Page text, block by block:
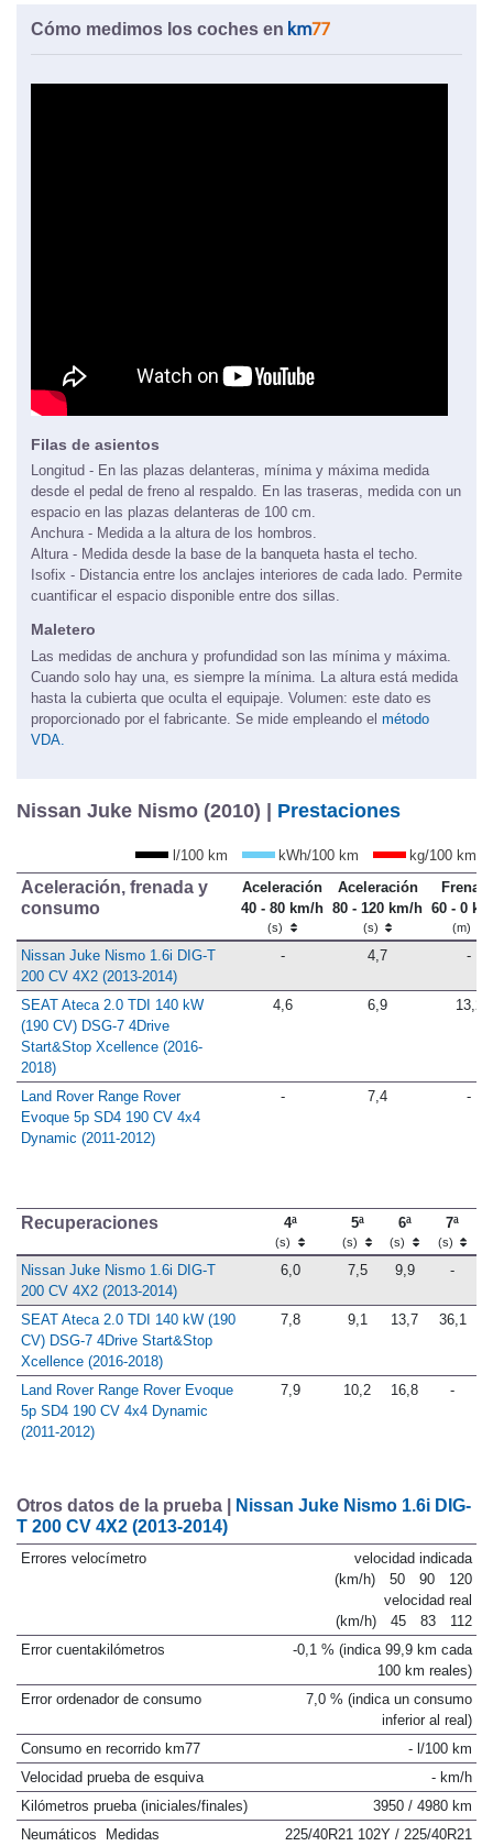
Cómo medimos los coches en
Filas de asientos
Longitud - En las plazas delanteras, mínima y máxima medida
desde el pedal de freno al respaldo. En las traseras, medida con un
espacio en las plazas delanteras de 100 cm.
Anchura - Medida a la altura de los hombros.
Altura - Medida desde la base de la banqueta hasta el techo.
Isofix - Distancia entre los anclajes interiores de cada lado. Permite
cuantificar el espacio disponible entre dos sillas.
Maletero
Las medidas de anchura y profundidad son las mínima y máxima.
Cuando solo hay una, es siempre la mínima. La altura está medida
hasta la cubierta que oculta el equipaje. Volumen: este dato es
proporcionado por el fabricante. Se mide empleando el método
VDA.
Nissan Juke Nismo (2010) | Prestaciones
l/100 km kWh/100 km kg/100 km
Aceleración, frenada y
consumo
Aceleración
40 - 80 km/h
(s)
Aceleración
80 - 120 km/h
(s)
60 - 0
(m)
Nissan Juke Nismo 1.6i DIG-T
200 CV 4X2 (2013-2014)
- 4,7 -
SEAT Ateca 2.0 TDI 140 kW
(190 CV) DSG-7 4Drive
Start&Stop Xcellence (2016-
2018)
4,6 6,9 13,2
Land Rover Range Rover
Evoque 5p SD4 190 CV 4x4
Dynamic (2011-2012)
- 7,4 -
Recuperaciones 4ª
(s)
5ª
(s)
6ª
(s)
7ª
(s)
Nissan Juke Nismo 1.6i DIG-T
200 CV 4X2 (2013-2014)
6,0 7,5 9,9 -
SEAT Ateca 2.0 TDI 140 kW (190
CV) DSG-7 4Drive Start&Stop
Xcellence (2016-2018)
7,8 9,1 13,7 36,1
Land Rover Range Rover Evoque
5p SD4 190 CV 4x4 Dynamic
(2011-2012)
7,9 10,2 16,8 -
Otros datos de la prueba | Nissan Juke Nismo 1.6i DIG-
T 200 CV 4X2 (2013-2014)
Errores velocímetro
velocidad indicada
(km/h)
50 90
120
velocidad real
(km/h)
45 83
112
Error cuentakilómetros
-0,1 % (indica 99,9 km cada
100 km reales)
Error ordenador de consumo
7,0 % (indica un consumo
inferior al real)
Consumo en recorrido km77
- l/100 km
Velocidad prueba de esquiva
- km/h
Kilómetros prueba (iniciales/finales)
3950 / 4980 km
Neumáticos
Medidas
225/40R21 102Y / 225/40R21